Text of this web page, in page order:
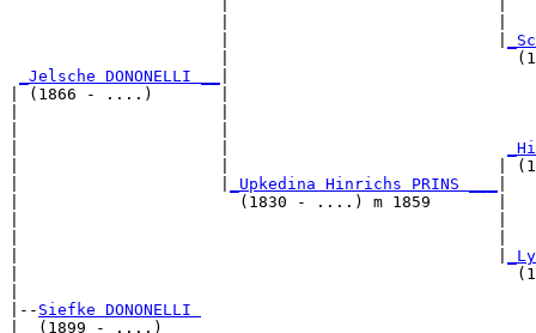
|
_Jelsche DONONELLI __
| (1866 - ....)       |
|                     |                            |
_Upkedina Hinrichs PRINS ___
|                       (1830 - ....) m 1859       |
|
|-- Siefke DONONELLI
|  (1899 - ....)